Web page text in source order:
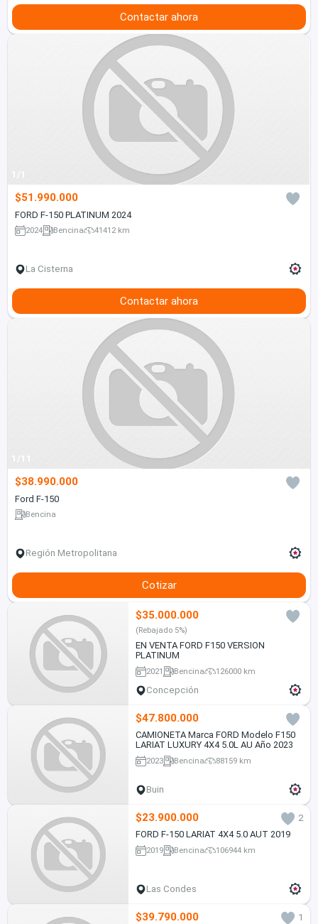
Contactar ahora
1/1
$51.990.000
FORD F-150 PLATINUM 2024
2024 Bencina 41412 km
La Cisterna
Contactar ahora
1/11
$38.990.000
Ford F-150
Bencina
Región Metropolitana
Cotizar
$35.000.000
(Rebajado 5%)
EN VENTA FORD F150 VERSION
PLATINUM
2021 Bencina 126000 km
Concepción
$47.800.000
CAMIONETA Marca FORD Modelo F150
LARIAT LUXURY 4X4 5.0L AU Año 2023
2023 Bencina 88159 km
Buin
$23.900.000
2
FORD F-150 LARIAT 4X4 5.0 AUT 2019
2019 Bencina 106944 km
Las Condes
$39.790.000 1